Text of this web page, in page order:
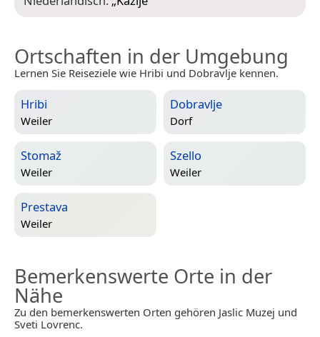
Ortschaften in der Umgebung
Lernen Sie Reiseziele wie Hribi und Dobravlje kennen.
Hribi
Weiler
Dobravlje
Dorf
Stomaž
Weiler
Szello
Weiler
Prestava
Weiler
Bemerkenswerte Orte in der
Nähe
Zu den bemerkenswerten Orten gehören Jaslic Muzej und
Sveti Lovrenc.